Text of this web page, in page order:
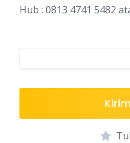
Hub : 0813 4741 5482